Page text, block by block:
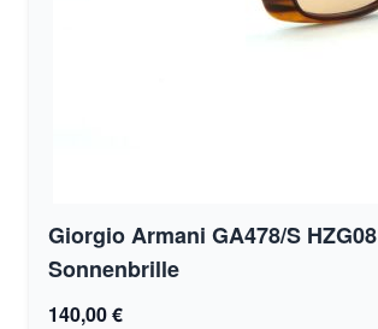
Giorgio Armani GA478/S HZG08
Sonnenbrille
140,00 €